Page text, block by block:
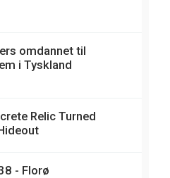
omdannet til
i Tyskland
Relic Turned
- Florø